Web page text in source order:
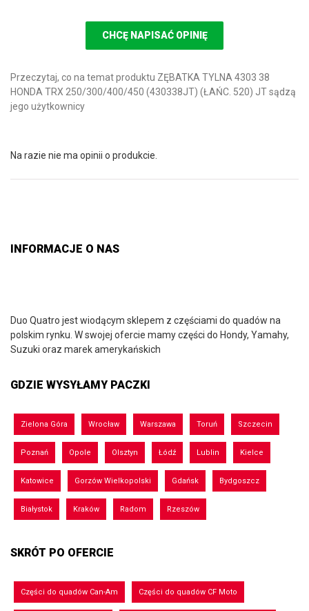
CHCĘ NAPISAĆ OPINIĘ
Przeczytaj, co na temat produktu ZĘBATKA TYLNA 4303 38
HONDA TRX 250/300/400/450 (430338JT) (ŁAŃC. 520) JT sądzą
jego użytkownicy
Na razie nie ma opinii o produkcie.
INFORMACJE O NAS
Duo Quatro jest wiodącym sklepem z częściami do quadów na
polskim rynku. W swojej ofercie mamy części do Hondy, Yamahy,
Suzuki oraz marek amerykańskich
GDZIE WYSYŁAMY PACZKI
Zielona Góra Wrocław Warszawa Toruń Szczecin
Poznań Opole Olsztyn Łódź Lublin Kielce
Katowice Gorzów Wielkopolski Gdańsk Bydgoszcz
Białystok Kraków Radom Rzeszów
SKRÓT PO OFERCIE
Części do quadów Can-Am Części do quadów CF Moto